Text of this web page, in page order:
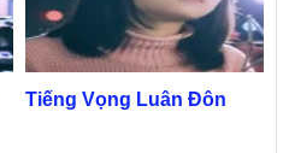
Tiếng Vọng Luân Đôn